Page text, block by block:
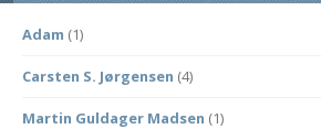
Adam (1)
Carsten S. Jørgensen (4)
Martin Guldager Madsen (1)